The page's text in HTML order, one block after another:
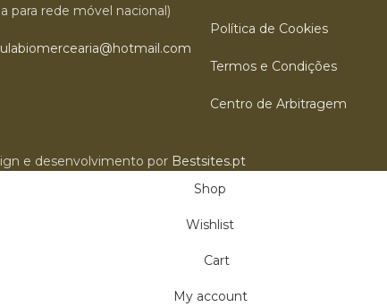
para rede móvel nacional)
Política de Cookies
Termos e Condições
Centro de Arbitragem
e desenvolvimento por Bestsites.pt
Shop
Wishlist
Cart
My account